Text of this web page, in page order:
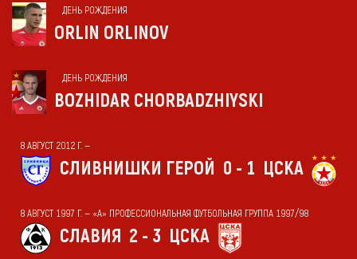
ДЕНЬ РОЖДЕНИЯ
ORLIN ORLINOV
ДЕНЬ РОЖДЕНИЯ
BOZHIDAR CHORBADZHIYSKI
8 АВГУСТ 2012 Г. —
СЛИВНИШКИ ГЕРОЙ 0 - 1 ЦСКА
8 АВГУСТ 1997 Г. — «А» ПРОФЕССИОНАЛЬНАЯ ФУТБОЛЬНАЯ ГРУППА 1997/98
СЛАВИЯ 2 - 3 ЦСКА